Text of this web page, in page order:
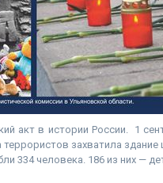
акт в истории России. 1
захватила
334 человека. 186 из них —